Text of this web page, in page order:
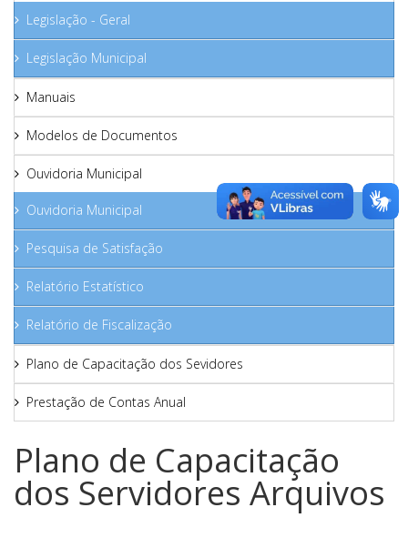
Legislação - Geral
Legislação Municipal
Manuais
Modelos de Documentos
Ouvidoria Municipal
Ouvidoria Municipal
Pesquisa de Satisfação
Relatório Estatístico
Relatório de Fiscalização
Plano de Capacitação dos Sevidores
Prestação de Contas Anual
Plano de Capacitação
dos Servidores Arquivos